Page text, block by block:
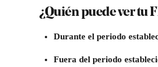
¿Quién puede ver tu
Durante el periodo
Fuera del periodo